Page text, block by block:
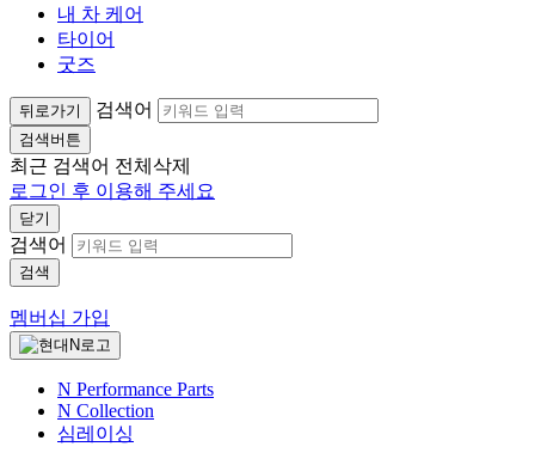
내 차 케어
타이어
굿즈
뒤로가기 검색어
검색버튼
최근 검색어 전체삭제
로그인 후 이용해 주세요
닫기
검색어
검색
멤버십 가입
N Performance Parts
N Collection
심레이싱